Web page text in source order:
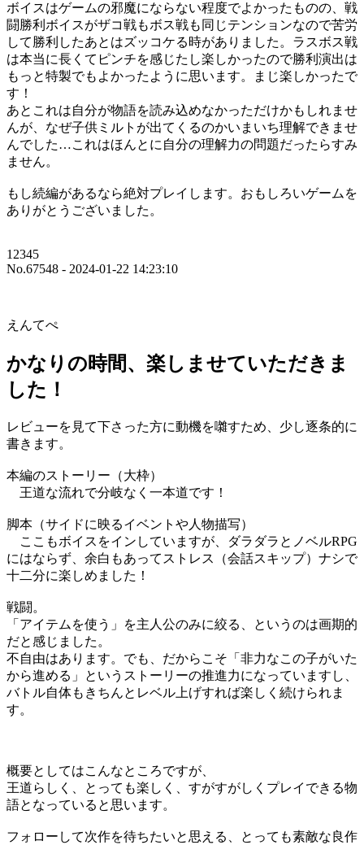
ボイスはゲームの邪魔にならない程度でよかったものの、戦
闘勝利ボイスがザコ戦もボス戦も同じテンションなので苦労
して勝利したあとはズッコケる時がありました。ラスボス戦
は本当に長くてピンチを感じたし楽しかったので勝利演出は
もっと特製でもよかったように思います。まじ楽しかったで
す！
あとこれは自分が物語を読み込めなかっただけかもしれませ
んが、なぜ子供ミルトが出てくるのかいまいち理解できませ
んでした…これはほんとに自分の理解力の問題だったらすみ
ません。
もし続編があるなら絶対プレイします。おもしろいゲームを
ありがとうございました。
12345
No.67548 - 2024-01-22 14:23:10
えんてぺ
かなりの時間、楽しませていただきま
した！
レビューを見て下さった方に動機を囃すため、少し逐条的に
書きます。
本編のストーリー（大枠）
王道な流れで分岐なく一本道です！
脚本（サイドに映るイベントや人物描写）
ここもボイスをインしていますが、ダラダラとノベルRPG
にはならず、余白もあってストレス（会話スキップ）ナシで
十二分に楽しめました！
戦闘。
「アイテムを使う」を主人公のみに絞る、というのは画期的
だと感じました。
不自由はあります。でも、だからこそ「非力なこの子がいた
から進める」というストーリーの推進力になっていますし、
バトル自体もきちんとレベル上げすれば楽しく続けられま
す。
概要としてはこんなところですが、
王道らしく、とっても楽しく、すがすがしくプレイできる物
語となっていると思います。
フォローして次作を待ちたいと思える、とっても素敵な良作